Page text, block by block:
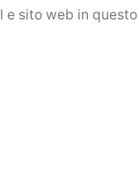
e sito web in